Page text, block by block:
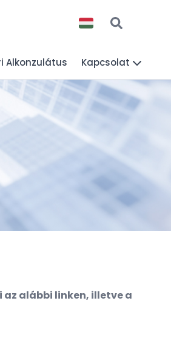
Alkonzulátus Kapcsolat
alábbi linken, illetve a